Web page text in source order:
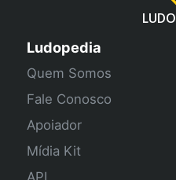
LUDO
Ludopedia
Quem Somos
Fale Conosco
Apoiador
Mídia Kit
API